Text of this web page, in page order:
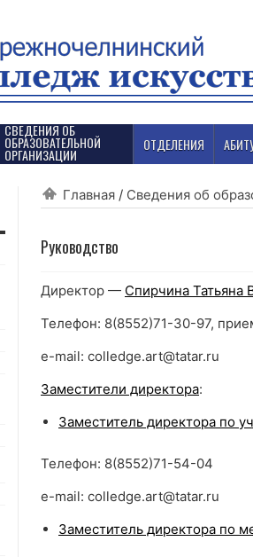
СВЕДЕНИЯ ОБ
ОБРАЗОВАТЕЛЬНОЙ
ОРГАНИЗАЦИИ
ОТДЕЛЕНИЯ
Главная / Сведения об
Руководство
Директор — Спирчина Татьяна
Телефон: 8(8552)71-30-97,
e-mail: colledge.art@tatar.ru
Заместители директора:
Заместитель директора по
Телефон: 8(8552)71-54-04
e-mail: colledge.art@tatar.ru
Заместитель директора по